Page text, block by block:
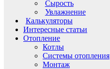
Сырость
Увлажнение
Калькуляторы
Интересные статьи
Отопление
Котлы
Системы отопления
Монтаж